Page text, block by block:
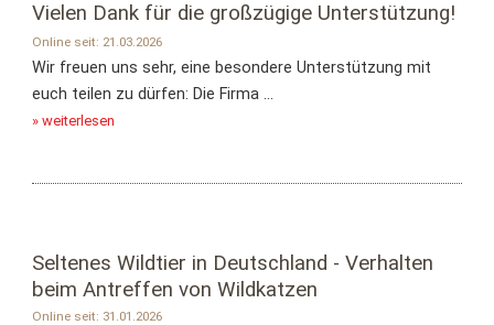
Vielen Dank für die großzügige Unterstützung!
Online seit: 21.03.2026
Wir freuen uns sehr, eine besondere Unterstützung mit
euch teilen zu dürfen: Die Firma ...
» weiterlesen
Seltenes Wildtier in Deutschland - Verhalten
beim Antreffen von Wildkatzen
Online seit: 31.01.2026